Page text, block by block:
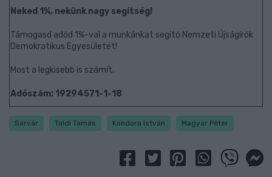
Neked 1%, nekünk nagy segítség!
Támogasd adód 1%-val a munkánkat segítő Nemzeti Újságírók
Demokratikus Egyesületét!
Most a legkisebb is számít.
Adószám: 19294571-1-18
Sárvár Toldi Tamás Kondora István Magyar Péter